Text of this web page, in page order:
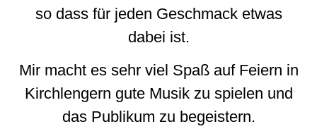
so dass für jeden Geschmack etwas
dabei ist.
Mir macht es sehr viel Spaß auf Feiern in
Kirchlengern gute Musik zu spielen und
das Publikum zu begeistern.